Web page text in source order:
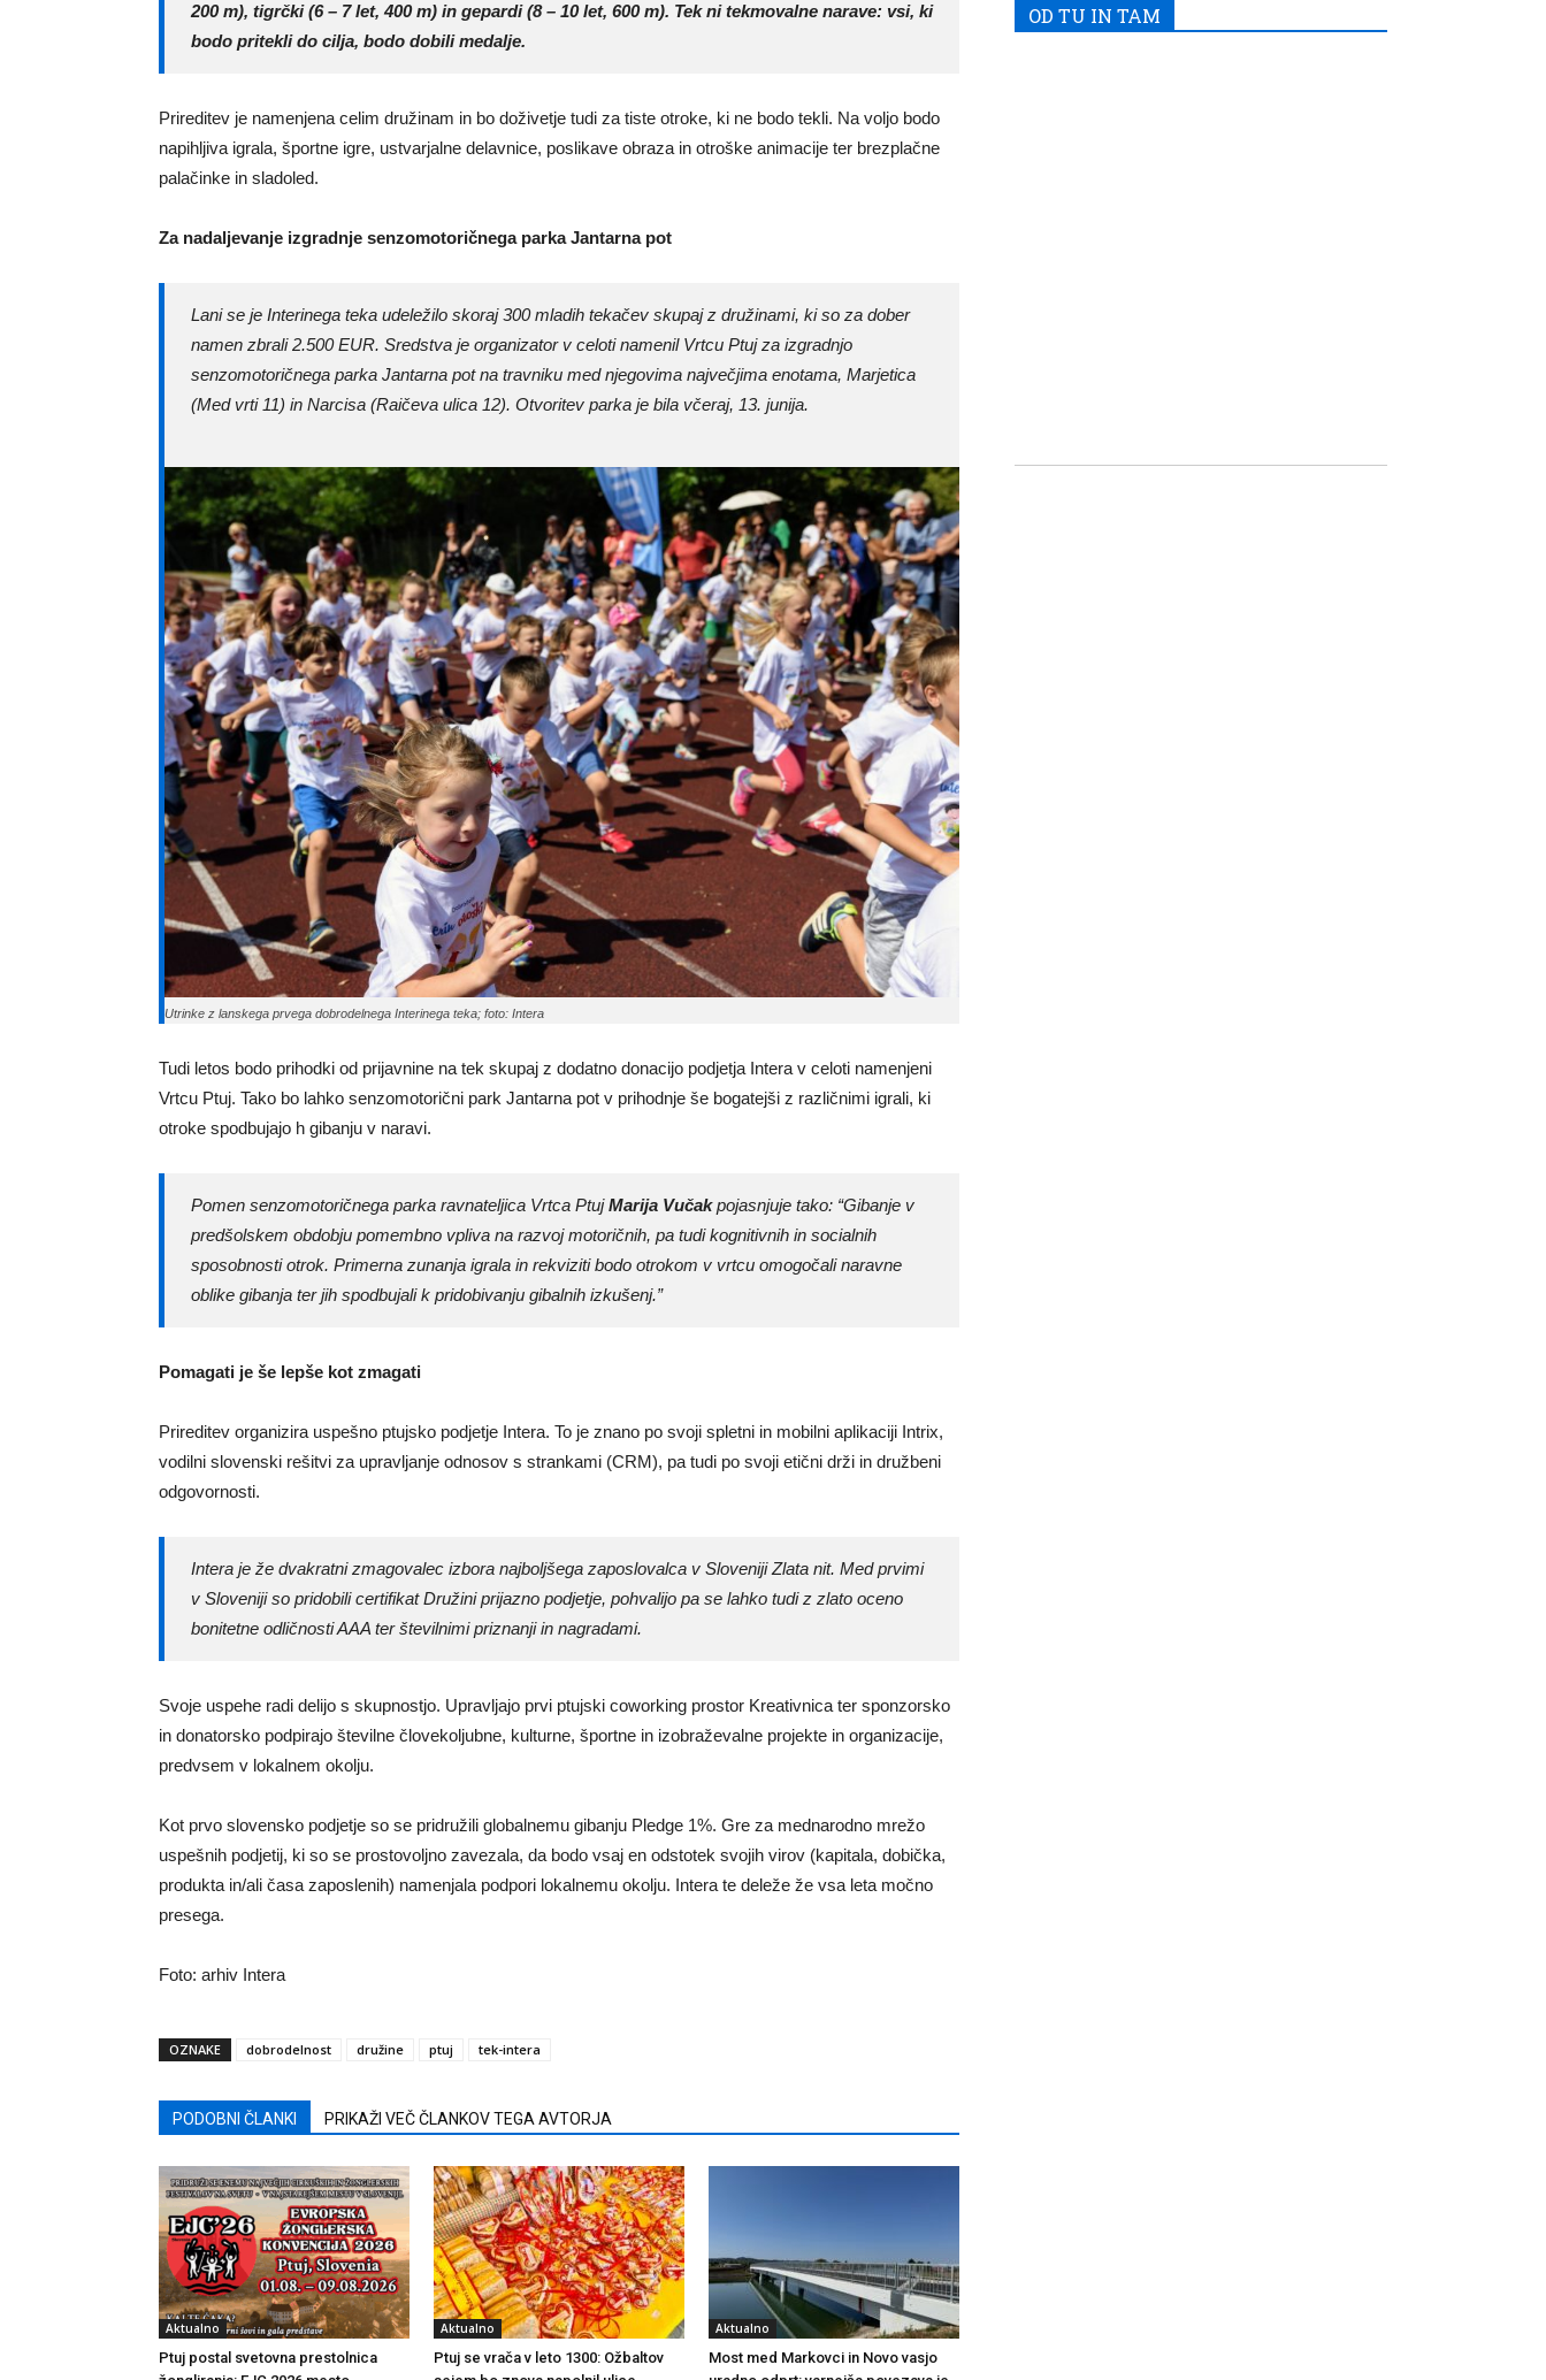
200 m), tigrčki(6 – 7 let, 400 m) in gepardi(8 – 10 let, 600 m). Tek ni tekmovalne narave: vsi, ki
bodo pritekli do cilja, bodo dobili medalje.
Prireditev je namenjena celim družinam in bo doživetje tudi za tiste otroke, ki ne bodo tekli. Na voljo bodo
napihljiva igrala, športne igre, ustvarjalne delavnice, poslikave obraza in otroške animacije ter brezplačne
palačinke in sladoled.
Za nadaljevanje izgradnje senzomotoričnega parka Jantarna pot
Lani se je Interinega teka udeležilo skoraj 300 mladih tekačev skupaj z družinami, ki so za dober
namen zbrali 2.500 EUR. Sredstva je organizator v celoti namenil Vrtcu Ptuj za izgradnjo
senzomotoričnega parka Jantarna pot na travniku med njegovima največjima enotama, Marjetica
(Med vrti 11) in Narcisa (Raičeva ulica 12). Otvoritev parka je bila včeraj, 13. junija.
Utrinke z lanskega prvega dobrodelnega Interinega teka; foto: Intera
Tudi letos bodo prihodki od prijavnine na tek skupaj z dodatno donacijo podjetja Intera v celoti namenjeni
Vrtcu Ptuj. Tako bo lahko senzomotorični park Jantarna pot v prihodnje še bogatejši z različnimi igrali, ki
otroke spodbujajo h gibanju v naravi.
Pomen senzomotoričnega parka ravnateljica Vrtca PtujMarija Vučakpojasnjuje tako: “Gibanje v
predšolskem obdobju pomembno vpliva na razvoj motoričnih, pa tudi kognitivnih in socialnih
sposobnosti otrok. Primerna zunanja igrala in rekviziti bodo otrokom v vrtcu omogočali naravne
oblike gibanja ter jih spodbujali k pridobivanju gibalnih izkušenj.”
Pomagati je še lepše kot zmagati
Prireditev organizira uspešno ptujsko podjetje Intera. To je znano po svoji spletni in mobilni aplikaciji Intrix,
vodilni slovenski rešitvi za upravljanje odnosov s strankami (CRM), pa tudi po svoji etični drži in družbeni
odgovornosti.
Intera je že dvakratni zmagovalec izbora najboljšega zaposlovalca v Sloveniji Zlata nit. Med prvimi
v Sloveniji so pridobili certifikat Družini prijazno podjetje, pohvalijo pa se lahko tudi z zlato oceno
bonitetne odličnosti AAA ter številnimi priznanji in nagradami.
Svoje uspehe radi delijo s skupnostjo. Upravljajo prvi ptujski coworking prostor Kreativnica ter sponzorsko
in donatorsko podpirajo številne človekoljubne, kulturne, športne in izobraževalne projekte in organizacije,
predvsem v lokalnem okolju.
Kot prvo slovensko podjetje so se pridružili globalnemu gibanju Pledge 1%. Gre za mednarodno mrežo
uspešnih podjetij, ki so se prostovoljno zavezala, da bodo vsaj en odstotek svojih virov (kapitala, dobička,
produkta in/ali časa zaposlenih) namenjala podpori lokalnemu okolju. Intera te deleže že vsa leta močno
presega.
Foto: arhiv Intera
OZNAKE dobrodelnost družine ptuj tek-intera
PODOBNI ČLANKI PRIKAŽI VEČ ČLANKOV TEGA AVTORJA
Aktualno
Ptuj postal svetovna prestolnica
Aktualno
Ptuj se vrača v leto 1300: Ožbaltov
Aktualno
Most med Markovci in Novo vasjo
OD TU IN TAM